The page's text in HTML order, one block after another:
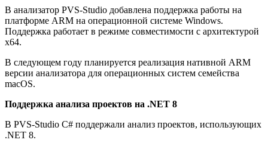
В анализатор PVS-Studio добавлена поддержка работы на
платформе ARM на операционной системе Windows.
Поддержка работает в режиме совместимости с архитектурой
x64.
В следующем году планируется реализация нативной ARM
версии анализатора для операционных систем семейства
macOS.
Поддержка анализа проектов на .NET 8
В PVS-Studio C# поддержали анализ проектов, использующих
.NET 8.